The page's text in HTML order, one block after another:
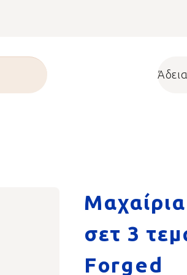
σετ 3
Forged